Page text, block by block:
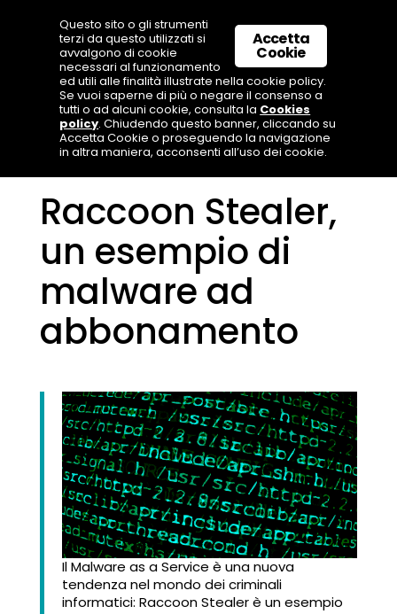
Raccoon Stealer,
un esempio di
malware ad
abbonamento
Il Malware as a Service è una nuova
tendenza nel mondo dei criminali
informatici: Raccoon Stealer è un esempio
Accetta
Cookie
Questo sito o gli strumenti
terzi da questo utilizzati si
avvalgono di cookie
necessari al funzionamento
ed utili alle finalità illustrate nella cookie policy.
Se vuoi saperne di più o negare il consenso a
tutti o ad alcuni cookie, consulta la Cookies
policy. Chiudendo questo banner, cliccando su
Accetta Cookie o proseguendo la navigazione
in altra maniera, acconsenti all’uso dei cookie.